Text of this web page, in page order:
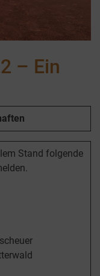
– Ein
Stand folgende